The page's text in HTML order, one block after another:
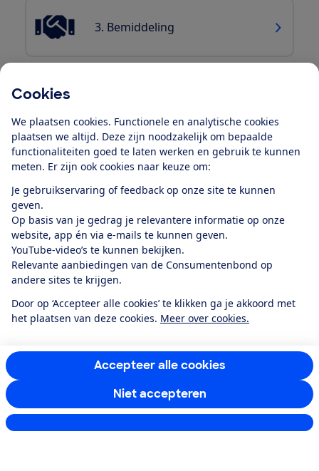
Cookies
We plaatsen cookies. Functionele en analytische cookies
plaatsen we altijd. Deze zijn noodzakelijk om bepaalde
functionaliteiten goed te laten werken en gebruik te kunnen
meten. Er zijn ook cookies naar keuze om:
Je gebruikservaring of feedback op onze site te kunnen
geven.
Op basis van je gedrag je relevantere informatie op onze
website, app én via e-mails te kunnen geven.
YouTube-video’s te kunnen bekijken.
Relevante aanbiedingen van de Consumentenbond op
andere sites te krijgen.
Door op ‘Accepteer alle cookies’ te klikken ga je akkoord met
het plaatsen van deze cookies. Meer over cookies.
Accepteer alle cookies
Niet accepteren
3. Bemiddeling
Ontvang nieuws, acties en tips in je mailbox. In onze
privacyverklaringlees je hoe we omgaan met je
persoonsgegevens en e-mails voor je personaliseren.
E-mailadres
Ik meld me aan
Service & Contact
Doe mee